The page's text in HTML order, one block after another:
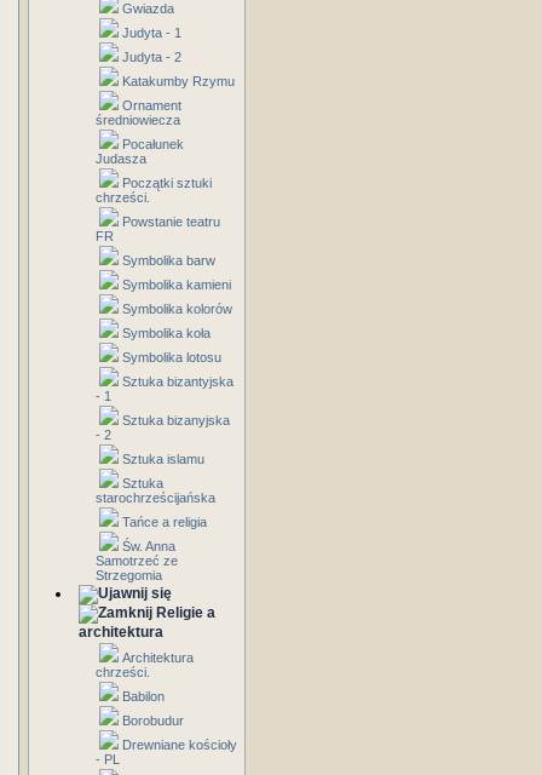
Gwiazda
Judyta - 1
Judyta - 2
Katakumby Rzymu
Ornament
średniowiecza
Pocałunek
Judasza
Początki sztuki
chrześci.
Powstanie teatru
FR
Symbolika barw
Symbolika kamieni
Symbolika kolorów
Symbolika koła
Symbolika lotosu
Sztuka bizantyjska
- 1
Sztuka bizanyjska
- 2
Sztuka islamu
Sztuka
starochrześcijańska
Tańce a religia
Św. Anna
Samotrzeć ze
Strzegomia
Religie a
architektura
Architektura
chrześci.
Babilon
Borobudur
Drewniane kościoły
- PL